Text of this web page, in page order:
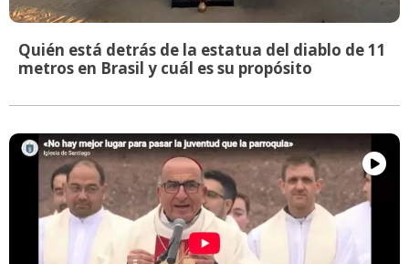
Quién está detrás de la estatua del diablo de 11
metros en Brasil y cuál es su propósito